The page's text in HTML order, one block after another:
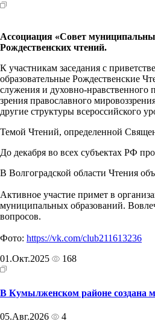
Ассоциация «Совет
Рождественских чтений.
К участникам заседания с
образовательные Рождественские
служения и духовно-нравственного
зрения православного
другие структуры всероссийского
Темой Чтений, определенной
До декабря во всех субъектах РФ
В Волгоградской области Чтения
Активное участие примет в
муниципальных образований.
вопросов.
Фото: https://vk.com/club211613236
01.Окт.2025
168
В Кумылженском районе создана
05.Авг.2026 4